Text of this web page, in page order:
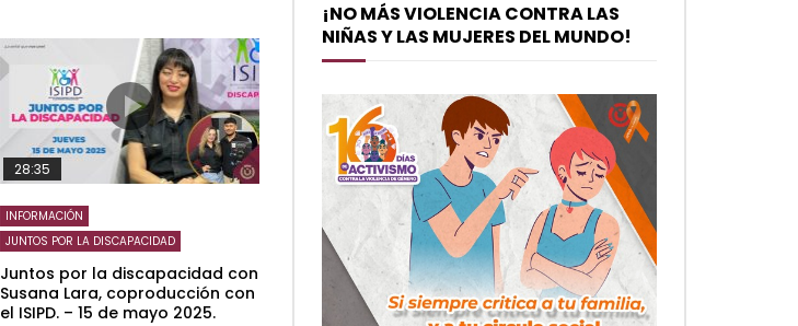
28:35
INFORMACIÓN
JUNTOS POR LA DISCAPACIDAD
Juntos por la discapacidad con
Susana Lara, coproducción con
el ISIPD. – 15 de mayo 2025.
¡NO MÁS VIOLENCIA CONTRA LAS
NIÑAS Y LAS MUJERES DEL MUNDO!